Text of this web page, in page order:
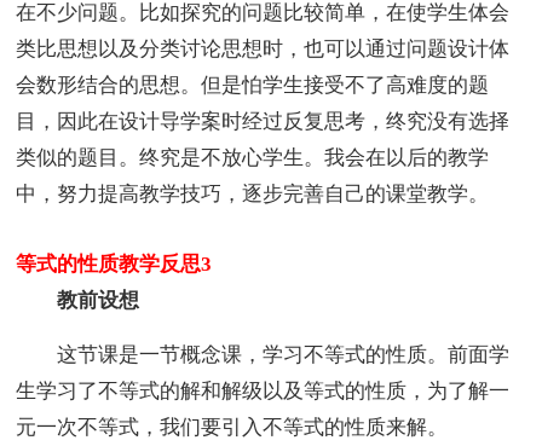
在不少问题。比如探究的问题比较简单，在使学生体会
类比思想以及分类讨论思想时，也可以通过问题设计体
会数形结合的思想。但是怕学生接受不了高难度的题
目，因此在设计导学案时经过反复思考，终究没有选择
类似的题目。终究是不放心学生。我会在以后的教学
中，努力提高教学技巧，逐步完善自己的课堂教学。
等式的性质教学反思3
教前设想
这节课是一节概念课，学习不等式的性质。前面学
生学习了不等式的解和解级以及等式的性质，为了解一
元一次不等式，我们要引入不等式的性质来解。